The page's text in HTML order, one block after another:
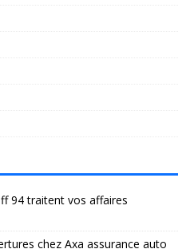
94 traitent vos affaires
chez Axa assurance auto